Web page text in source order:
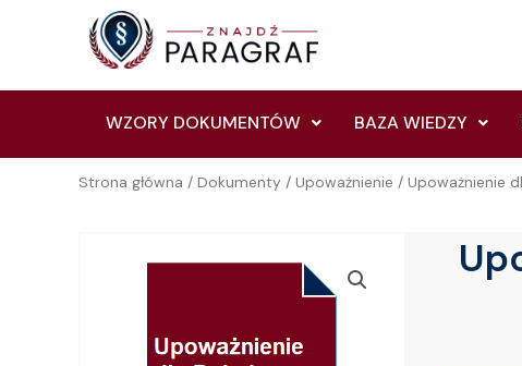
WZORY DOKUMENTÓW BAZA WIEDZY
Strona główna / Dokumenty / Upoważnienie / Upoważnienie